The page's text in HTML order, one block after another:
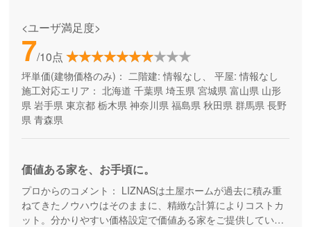
<ユーザ満足度>
7/10点
坪単価(建物価格のみ)： 二階建: 情報なし、 平屋: 情報なし
施工対応エリア： 北海道 千葉県 埼玉県 宮城県 富山県 山形
県 岩手県 東京都 栃木県 神奈川県 福島県 秋田県 群馬県 長野
県 青森県
価値ある家を、お手頃に。
プロからのコメント： LIZNASは土屋ホームが過去に積み重
ねてきたノウハウはそのままに、精緻な計算によりコストカ
ット。分かりやすい価格設定で価値ある家をご提供していま